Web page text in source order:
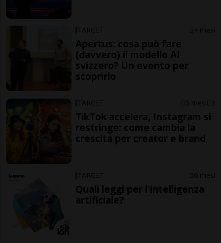
TARGET 4 mesi
Apertus: cosa può fare
(davvero) il modello AI
svizzero? Un evento per
scoprirlo
TARGET 5 mesi 3
TikTok accelera, Instagram si
restringe: come cambia la
crescita per creator e brand
TARGET 6 mesi
Quali leggi per l'intelligenza
artificiale?